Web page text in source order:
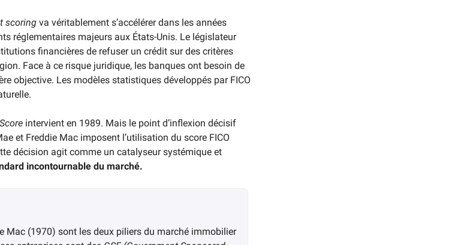
scoring va véritablement s’accélérer dans les années
réglementaires majeurs aux États-Unis. Le législateur
financières de refuser un crédit sur des critères
Face à ce risque juridique, les banques ont besoin de
objective. Les modèles statistiques développés par FICO
intervient en 1989. Mais le point d’inflexion décisif
et Freddie Mac imposent l’utilisation du score FICO
décision agit comme un catalyseur systémique et
incontournable du marché.
Mac (1970) sont les deux piliers du marché immobilier